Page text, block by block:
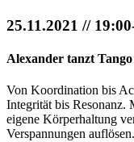
25.11.2021 //
Alexander tanzt Tango
Von Koordination bis
Integrität bis Resonanz.
eigene Körperhaltung
Verspannungen auflösen.